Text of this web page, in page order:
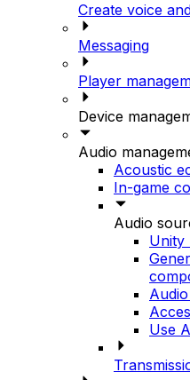
Create voice
Messaging
Player
Device
Audio
Acoustic
In-game
Audio
Unity
Use